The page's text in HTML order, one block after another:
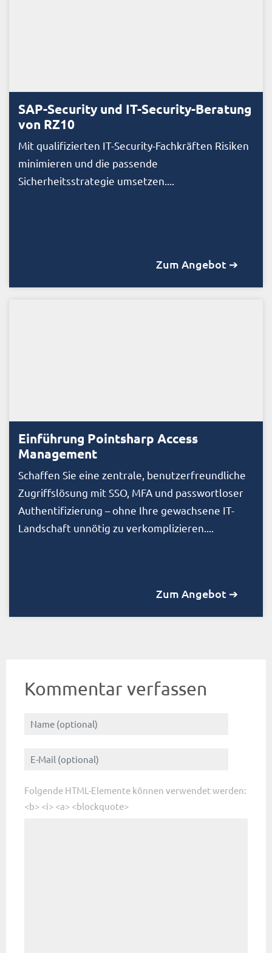
SAP-Security und IT-Security-Beratung
von RZ10
Mit qualifizierten IT-Security-Fachkräften Risiken
minimieren und die passende
Sicherheitsstrategie umsetzen....
Zum Angebot ➔
Einführung Pointsharp Access
Management
Schaffen Sie eine zentrale, benutzerfreundliche
Zugriffslösung mit SSO, MFA und passwortloser
Authentifizierung – ohne Ihre gewachsene IT-
Landschaft unnötig zu verkomplizieren....
Zum Angebot ➔
Kommentar verfassen
Folgende HTML-Elemente können verwendet werden:
<b> <i> <a> <blockquote>